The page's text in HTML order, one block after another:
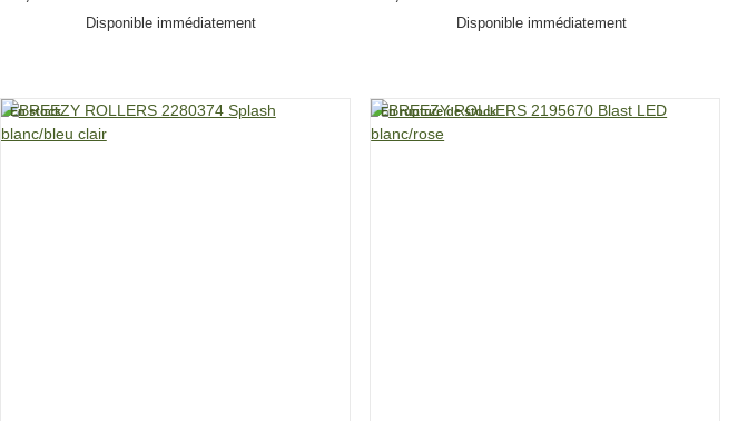
Disponible immédiatement Disponible immédiatement
En stock En rupture de stock